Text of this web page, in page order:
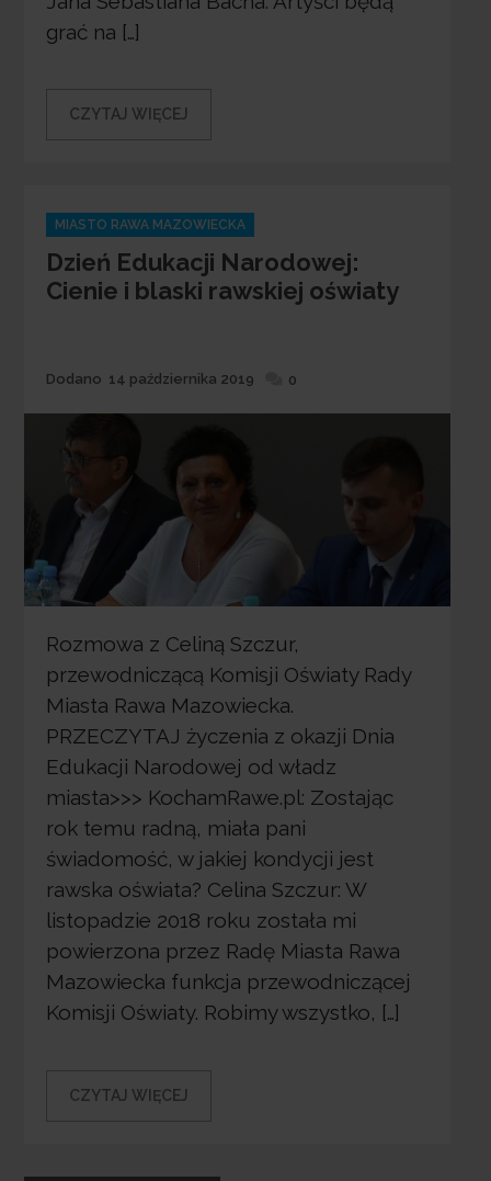
grać na […]
CZYTAJ WIĘCEJ
Categories
MIASTO RAWA MAZOWIECKA
Dzień Edukacji Narodowej:
Cienie i blaski rawskiej oświaty
Dodane
Dodano 14 października 2019 0
Rozmowa z Celiną Szczur,
przewodniczącą Komisji Oświaty Rady
Miasta Rawa Mazowiecka.
PRZECZYTAJ życzenia z okazji Dnia
Edukacji Narodowej od władz
miasta>>> KochamRawe.pl: Zostając
rok temu radną, miała pani
świadomość, w jakiej kondycji jest
rawska oświata? Celina Szczur: W
listopadzie 2018 roku została mi
powierzona przez Radę Miasta Rawa
Mazowiecka funkcja przewodniczącej
Komisji Oświaty. Robimy wszystko, […]
CZYTAJ WIĘCEJ